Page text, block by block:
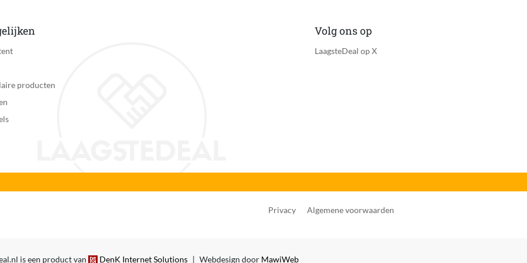
producten
Volg ons op
LaagsteDeal op X
Privacy Algemene voorwaarden
is een product van DenK Internet Solutions | Webdesign door MawiWeb